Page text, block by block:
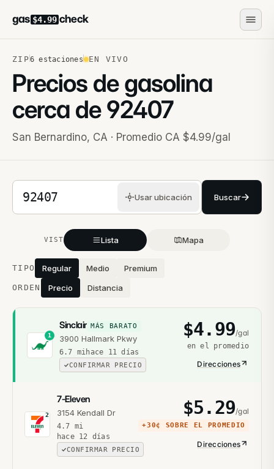
gas $4.99 check
ZIP6 estaciones EN VIVO
Precios de gasolina
cerca de92407
San Bernardino, CA · Promedio CA $4.99/gal
Código postal de 5 dígitos
Usar ubicación Buscar
VISTA Lista Mapa
Estaciones cercanas
TIPO Regular Medio Premium
ORDEN Precio Distancia
1
Sinclair MÁS BARATO
3900 Hallmark Pkwy
6.7 mihace 11 días
CONFIRMAR PRECIO
$4.99/gal
en el promedio
Direcciones
2
7-Eleven
3154 Kendall Dr
4.7 mi
hace 12 días
CONFIRMAR PRECIO
$5.29/gal
+30¢ SOBRE EL PROMEDIO
Direcciones